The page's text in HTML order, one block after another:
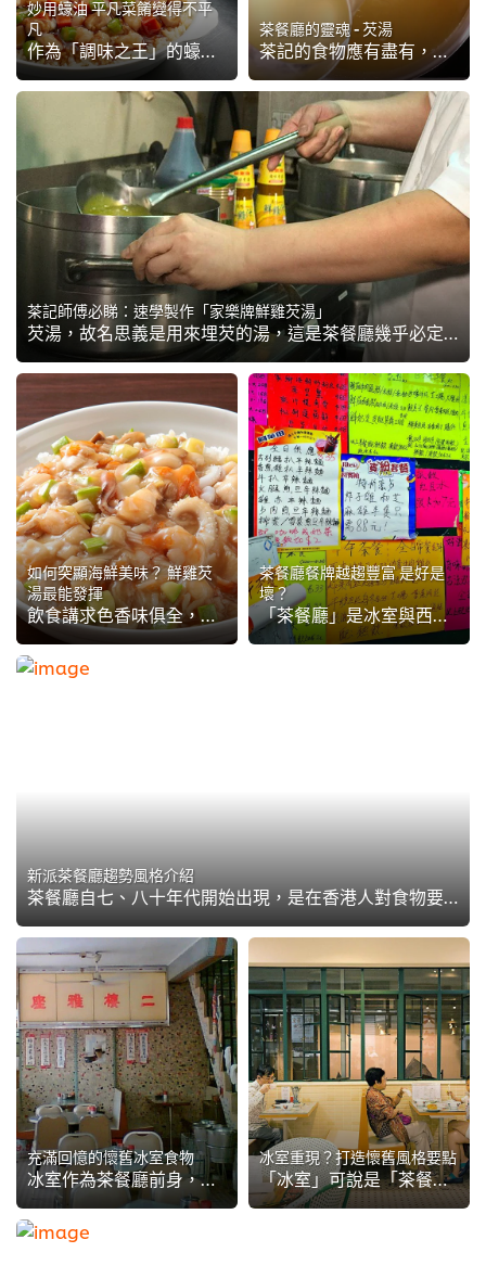
妙用蠔油 平凡菜餚變得不平
凡
作為「調味之王」的蠔油，具「有味使之出，無味使之入」的功能，由醃肉、燘、炒到焗等都可以使用，並配合各式各樣的材料，能提升鮮味及菜餚光澤。此篇為大家分享妙用蠔油的小貼士，以及配搭宜忌，讓一般茶餐廳菜式即時提升出大菜風範！
茶餐廳的靈魂 - 芡湯
茶記的食物應有盡有，中西合壁，看看餐牌隨時可以發現超過50種菜色，但製作這些菜色時，幾乎有一項東西，他們必定會用到的，這就是芡湯。今天請來入行超過30年的茶餐廳師傅權哥，為我們講解一下芡湯。
茶記師傅必睇：速學製作「家樂牌鮮雞芡湯」
芡湯，故名思義是用來埋芡的湯，這是茶餐廳幾乎必定用到的，因為不少茶餐廳的炒粉麵飯及小菜也需要用到芡湯埋芡，每次埋芡時，除了麵粉外，廚師也會因應菜式再加上不同的調味料，如加上蠔油，令埋芡後的芡汁更深色，看起來味道也會感覺濃一些。新一代茶記師傅講求快捷的後廚...
如何突顯海鮮美味？ 鮮雞芡
湯最能發揮
飲食講求色香味俱全，鮮雞芡湯除了令食材味道提鮮外，更令芡汁色澤增添了一層金黃色的外觀，絕對滿足了廚師要求，這次將會介紹兩款使用鮮雞芡湯的茶餐廳菜色。
茶餐廳餐牌越趨豐富 是好是
壞？
「茶餐廳」是冰室與西餐廳結合而成的香港獨有產物，以在七、八十年代時代轉變間，加強競爭力。昔日由飲品及簡單小食，陸續加入中式炒粉麵飯、小炒及西式煮炸菜式，全天候照顧大家胃口所需。但是否選擇越多，就一定越好？
新派茶餐廳趨勢風格介紹
茶餐廳自七、八十年代開始出現，是在香港人對食物要求越來越高的追求下，昔日簡單的「冰室」逐漸與西菜館的營運模式結合演變而成。近年經營者不單增加食物種類，就連環境亦慢慢「進化」，以配合不同消費者的需要。
充滿回憶的懷舊冰室食物
冰室作為茶餐廳前身，雖然所供應的食物相對簡單，但卻極具時代氣色。部分食物一直保留至今天的茶餐廳之中，有些卻悄悄地消失了，這次讓擁有二十多年經驗的茶餐廳水吧師傅，為我們解構一下各款令人懷念的冰室美食。
冰室重現？打造懷舊風格要點
「冰室」可說是「茶餐廳」的前身，是殖民年代的重要產物。雖然在八十年代，冰室隨著茶餐廳的出現而漸漸式微，但近十年卻有回歸之勢，開始出現走懷舊冰室風格的餐廳。要營造如此風格有何要點？以下逐一為大家拆解。